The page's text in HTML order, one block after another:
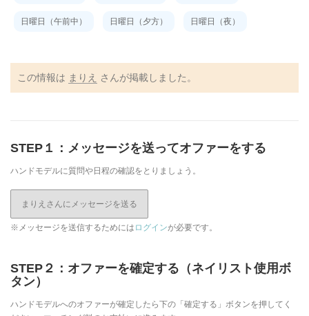
日曜日（午前中） 日曜日（夕方） 日曜日（夜）
この情報は まりえ さんが掲載しました。
STEP１：メッセージを送ってオファーをする
ハンドモデルに質問や日程の確認をとりましょう。
まりえさんにメッセージを送る
※メッセージを送信するためには ログインが必要です。
STEP２：オファーを確定する（ネイリスト使用ボ
タン）
ハンドモデルへのオファーが確定したら下の「確定する」ボタンを押してく